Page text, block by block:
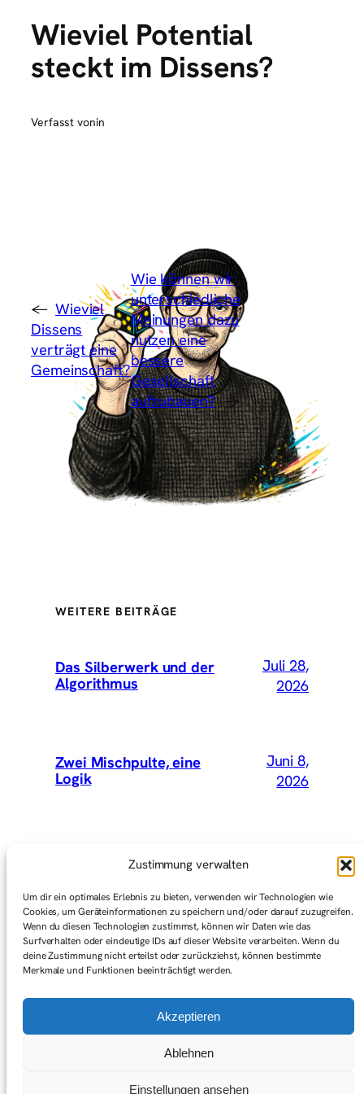
Zustimmung verwalten
Um dir ein optimales Erlebnis zu bieten, verwenden wir Technologien wie
Cookies, um Geräteinformationen zu speichern und/oder darauf zuzugreifen.
Wenn du diesen Technologien zustimmst, können wir Daten wie das
Surfverhalten oder eindeutige IDs auf dieser Website verarbeiten. Wenn du
deine Zustimmung nicht erteilst oder zurückziehst, können bestimmte
Merkmale und Funktionen beeinträchtigt werden.
Akzeptieren
Ablehnen
Einstellungen ansehen
Wieviel Potential
steckt im Dissens?
Verfasst vonin
← Wieviel
Dissens
verträgt eine
Gemeinschaft?
Wie können wir
unterschiedliche
Meinungen dazu
nutzen eine
bessere
Gesellschaft
aufzubauen? →
WEITERE BEITRÄGE
Das Silberwerk und der
Algorithmus
Juli 28,
2026
Zwei Mischpulte, eine
Logik
Juni 8,
2026
Wir hätten Vey mitnehmen
Graswurzelbewegungen
(Gedanken zum ersten Mai)
Mai 1,